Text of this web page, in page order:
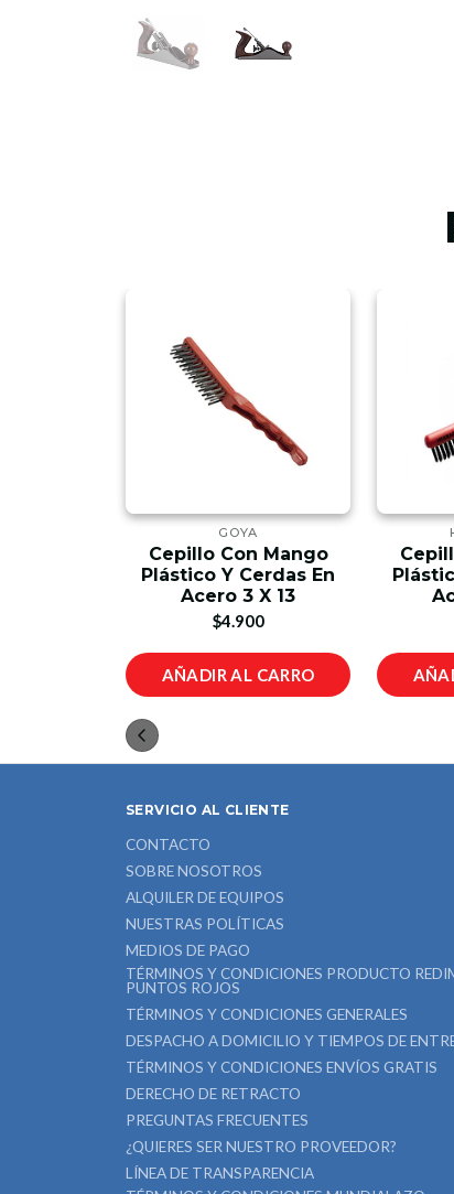
GOYA
Cepillo Con Mango
Plástico Y Cerdas En
Acero 3 X 13
$4.900
AÑADIR AL CARRO
SERVICIO AL CLIENTE
CONTACTO
SOBRE NOSOTROS
ALQUILER DE EQUIPOS
NUESTRAS POLÍTICAS
MEDIOS DE PAGO
TÉRMINOS Y CONDICIONES PRODUCTO
PUNTOS ROJOS
TÉRMINOS Y CONDICIONES GENERALES
DESPACHO A DOMICILIO Y TIEMPOS DE
TÉRMINOS Y CONDICIONES ENVÍOS GRATIS
DERECHO DE RETRACTO
PREGUNTAS FRECUENTES
¿QUIERES SER NUESTRO PROVEEDOR?
LÍNEA DE TRANSPARENCIA